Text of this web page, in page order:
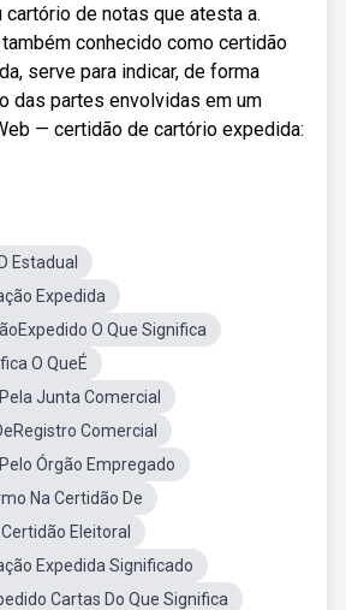
de notas que atesta a.
conhecido como certidão
serve para indicar, de forma
das partes envolvidas em um
— certidão de cartório expedida:
Estadual
Expedida
O Que Significa
O QueÉ
Junta Comercial
Comercial
Órgão Empregado
Na Certidão De
Eleitoral
Expedida Significado
Cartas Do Que Significa